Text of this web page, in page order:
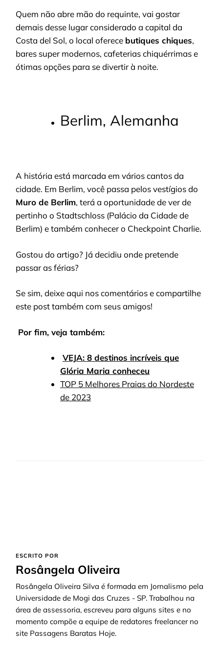
Quem não abre mão do requinte, vai gostar
demais desse lugar considerado a capital da
Costa del Sol, o local oferece butiques chiques,
bares super modernos, cafeterias chiquérrimas e
ótimas opções para se divertir à noite.
Berlim, Alemanha
A história está marcada em vários cantos da
cidade. Em Berlim, você passa pelos vestígios do
Muro de Berlim, terá a oportunidade de ver de
pertinho o Stadtschloss (Palácio da Cidade de
Berlim) e também conhecer o Checkpoint Charlie.
Gostou do artigo? Já decidiu onde pretende
passar as férias?
Se sim, deixe aqui nos comentários e compartilhe
este post também com seus amigos!
Por fim, veja também:
VEJA: 8 destinos incríveis que
Glória Maria conheceu
TOP 5 Melhores Praias do Nordeste
de 2023
ESCRITO POR
Rosângela Oliveira
Rosângela Oliveira Silva é formada em Jornalismo pela
Universidade de Mogi das Cruzes - SP. Trabalhou na
área de assessoria, escreveu para alguns sites e no
momento compõe a equipe de redatores freelancer no
site Passagens Baratas Hoje.